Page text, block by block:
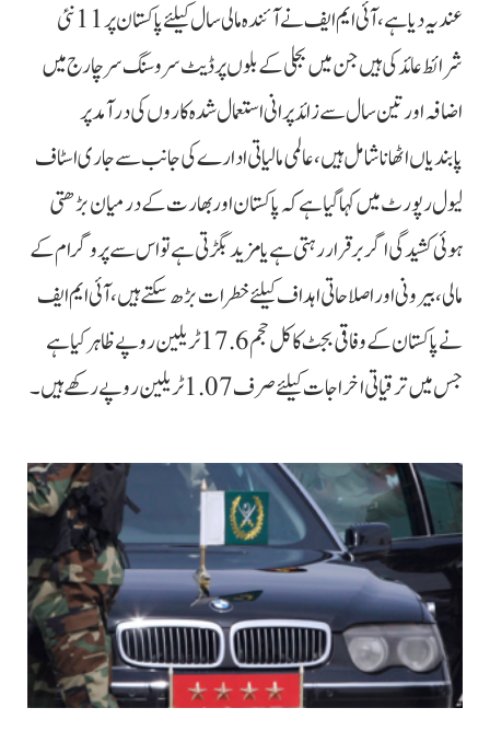
عندیہ دیا ہے، آئی ایم ایف نے آئندہ مالی سال کیلئے پاکستان پر 11 نئی
شرائط عائد کی ہیں جن میں بجلی کے بلوں پر ڈیٹ سروسنگ سرچارج میں
اضافہ اور تین سال سے زائد پرانی استعمال شدہ کاروں کی درآمد پر
پابندیاں اٹھانا شامل ہیں، عالمی مالیاتی ادارے کی جانب سے جاری اسٹاف
لیول رپورٹ میں کہاگیا ہے کہ پاکستان اور بھارت کے درمیان بڑھتی
ہوئی کشیدگی اگر برقرار رہتی ہے یا مزید بگڑتی ہے تو اس سے پروگرام کے
مالی، بیرونی اور اصلاحاتی اہداف کیلئے خطرات بڑھ سکتے ہیں، آئی ایم ایف
نےپاکستان کے وفاقی بجٹ کا کل حجم 17.6 ٹریلین روپے ظاہر کیا ہے
جس میں ترقیاتی اخراجات کیلئےصرف 1.07 ٹریلین روپے رکھے ہیں۔